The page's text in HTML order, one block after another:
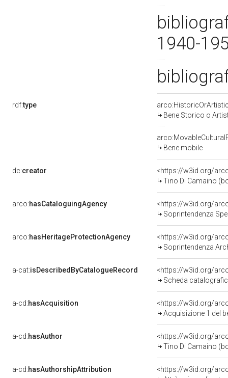
1940-
rdf:type
Bene Storico o
Bene mobile
dc:creator
<https://w3id.org/
Tino Di Camaino
arco:hasCataloguingAgency
<https://w3id.org/
Soprintendenza
arco:hasHeritageProtectionAgency
<https://w3id.org/
Soprintendenza
a-cat:isDescribedByCatalogueRecord
<https://w3id.org/
Scheda
a-cd:hasAcquisition
<https://w3id.org/
Acquisizione 1 del
a-cd:hasAuthor
<https://w3id.org/
Tino Di Camaino
a-cd:hasAuthorshipAttribution
<https://w3id.org/